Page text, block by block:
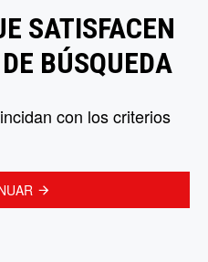
SATISFACEN
BÚSQUEDA
con los criterios